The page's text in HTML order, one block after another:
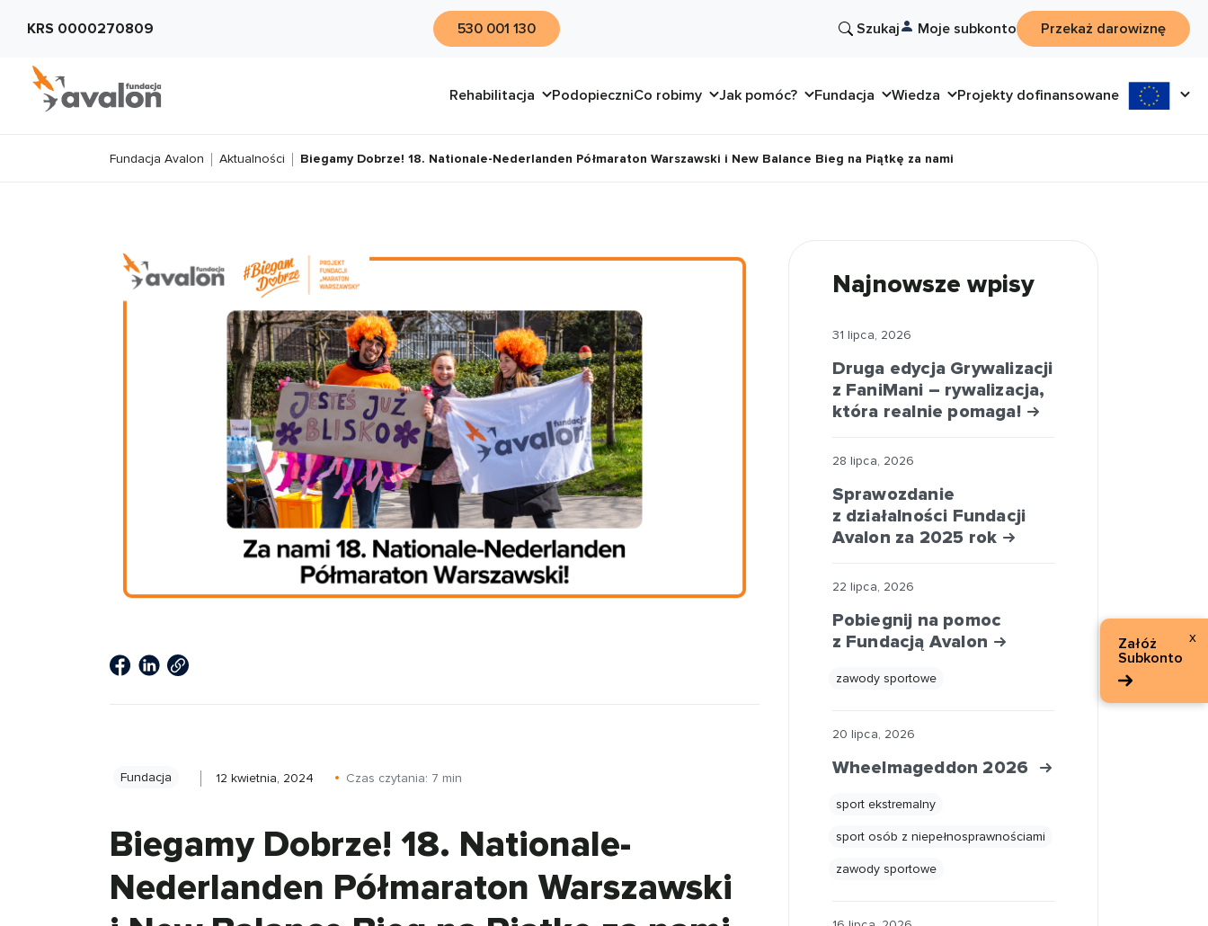
Załóż
Subkonto
x
KRS 0000270809 530 001 130 Szukaj Moje subkonto Przekaż darowiznę
Rehabilitacja PodopieczniCo robimy Jak pomóc? Fundacja Wiedza Projekty dofinansowane
Fundacja Avalon Aktualności Biegamy Dobrze! 18. Nationale-Nederlanden Półmaraton Warszawski i New Balance Bieg na Piątkę za nami
Fundacja 12 kwietnia, 2024 Czas czytania: 7 min
Biegamy Dobrze! 18. Nationale-
Nederlanden Półmaraton Warszawski
Najnowsze wpisy
31 lipca, 2026
Druga edycja Grywalizacji
z FaniMani – rywalizacja,
która realnie pomaga!
28 lipca, 2026
Sprawozdanie
z działalności Fundacji
Avalon za 2025 rok
22 lipca, 2026
Pobiegnij na pomoc
z Fundacją Avalon
zawody sportowe
20 lipca, 2026
Wheelmageddon 2026
sport ekstremalny
sport osób z niepełnosprawnościami
zawody sportowe